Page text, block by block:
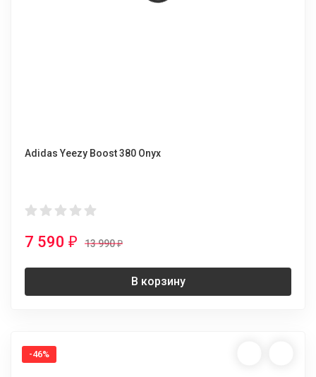
Adidas Yeezy Boost 380 Onyx
7 590 ₽ 13 990₽
В корзину
-46%